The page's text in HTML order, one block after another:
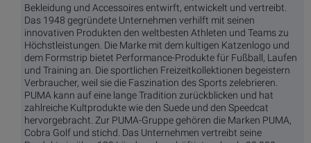
Bekleidung und Accessoires entwirft, entwickelt und vertreibt.
Das 1948 gegründete Unternehmen verhilft mit seinen
innovativen Produkten den weltbesten Athleten und Teams zu
Höchstleistungen. Die Marke mit dem kultigen Katzenlogo und
dem Formstrip bietet Performance-Produkte für Fußball, Laufen
und Training an. Die sportlichen Freizeitkollektionen begeistern
Verbraucher, weil sie die Faszination des Sports zelebrieren.
PUMA kann auf eine lange Tradition zurückblicken und hat
zahlreiche Kultprodukte wie den Suede und den Speedcat
hervorgebracht. Zur PUMA-Gruppe gehören die Marken PUMA,
Cobra Golf und stichd. Das Unternehmen vertreibt seine